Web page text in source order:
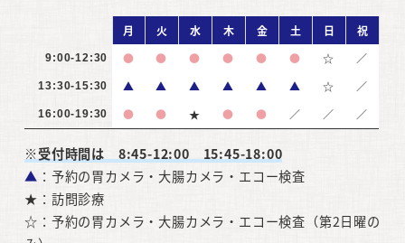
月 火 水 木 金 土 日 祝
9:00-12:30 ● ● ● ● ● ● ☆ ／
13:30-15:30 ▲ ▲ ▲ ▲ ▲ ▲ ☆ ／
16:00-19:30 ● ● ★ ● ● ／ ／ ／
※受付時間は 8:45-12:00 15:45-18:00
▲ ：予約の胃カメラ・大腸カメラ・エコー検査
★：訪問診療
☆：予約の胃カメラ・大腸カメラ・エコー検査（第2日曜の